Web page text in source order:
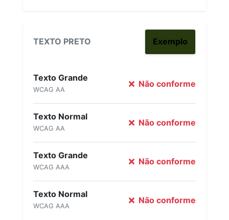
TEXTO PRETO Exemplo
Texto Grande
WCAG AA
Não conforme
Texto Normal
WCAG AA
Não conforme
Texto Grande
WCAG AAA
Não conforme
Texto Normal
WCAG AAA
Não conforme